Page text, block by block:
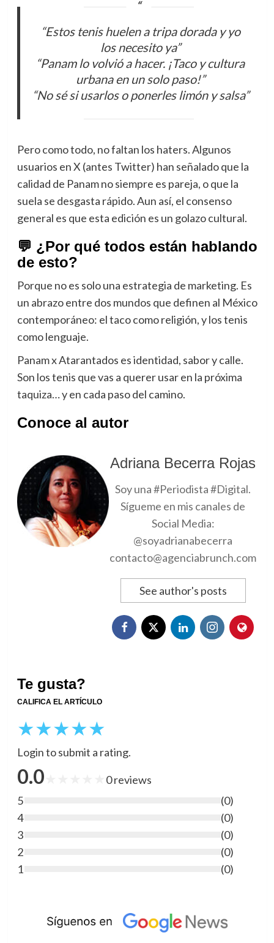
“Estos tenis huelen a tripa dorada y yo
los necesito ya”
“Panam lo volvió a hacer. ¡Taco y cultura
urbana en un solo paso!”
“No sé si usarlos o ponerles limón y salsa”
Pero como todo, no faltan los haters. Algunos
usuarios en X (antes Twitter) han señalado que la
calidad de Panam no siempre es pareja, o que la
suela se desgasta rápido. Aun así, el consenso
general es que esta edición es un golazo cultural.
💬 ¿Por qué todos están hablando
de esto?
Porque no es solo una estrategia de marketing. Es
un abrazo entre dos mundos que definen al México
contemporáneo: el taco como religión, y los tenis
como lenguaje.
Panam x Atarantados es identidad, sabor y calle.
Son los tenis que vas a querer usar en la próxima
taquiza… y en cada paso del camino.
Conoce al autor
Adriana Becerra Rojas
Soy una #Periodista #Digital.
Sígueme en mis canales de
Social Media:
@soyadrianabecerra
contacto@agenciabrunch.com
See author's posts
Te gusta?
CALIFICA EL ARTÍCULO
★★★★★
Login to submit a rating.
0.0 0 reviews
5
(0)
4
(0)
3
(0)
2
(0)
1
(0)